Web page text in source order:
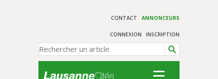
CONTACT ANNONCEURS
CONNEXION INSCRIPTION